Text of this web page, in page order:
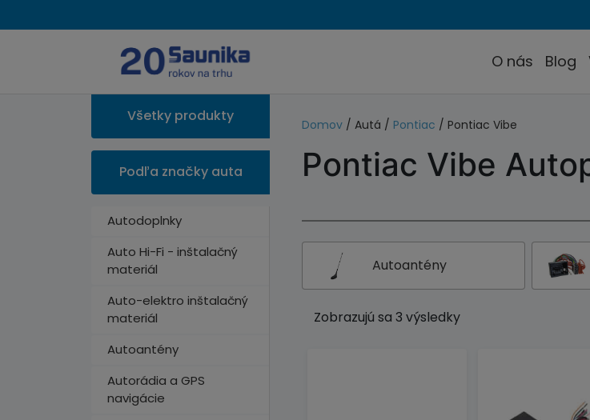
O nás Blog
Všetky produkty
Podľa značky auta
Autodoplnky
Auto Hi-Fi - inštalačný
materiál
Auto-elektro inštalačný
materiál
Autoantény
Autorádia a GPS
navigácie
Domov / Autá / Pontiac / Pontiac Vibe
Pontiac Vibe
Autoantény
Zobrazujú sa 3 výsledky